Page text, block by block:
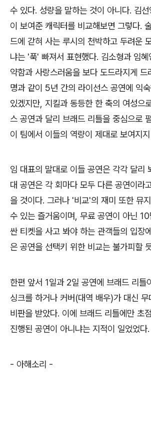
수 있다. 성량을 말하는 것이 아니다. 김
이 보여준 캐릭터를 비교해보면 그렇다.
드에 갇혀 사는 루시의 천박하고 두려운
냐는 '푹' 빠져서 표현했다. 김소형과 임
약함과 사랑스러움을 보다 도드라지게 드
명과 같이 5년 간의 라이선스 공연에 익
있겠지만, 지킬과 동등한 한 축의 여성으
스 공연과 달리 브래드 리틀을 중심으로
이 팀에서 이들의 역량이 제대로 보여지
임 대표의 말대로 이들 공연은 각각 달리
대 공연은 각 회마다 모두 다른 공연이라
을 것이다. 그러나 '비교'의 재미 또한 뮤
수 있는 즐거움이며, 무료 공연이 아닌 10
싼 티켓을 사고 봐야 하는 관객들의 입장
은 공연을 선택키 위한 비교는 불가피할
한편 앞서 1일과 2일 공연에 브래드 리틀
싱크를 하거나 커버(대역 배우)가 대신 무
비판을 받았다. 이에 브래드 리틀에만 초
진행된 공연이 아니냐는 지적이 일었었다.
- 아해소리 -